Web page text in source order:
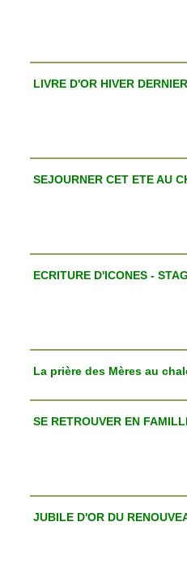
LIVRE D'OR HIVER DERNIER
SEJOURNER CET ETE AU
ECRITURE D'ICONES -
La prière des Mères au
SE RETROUVER EN
JUBILE D'OR DU